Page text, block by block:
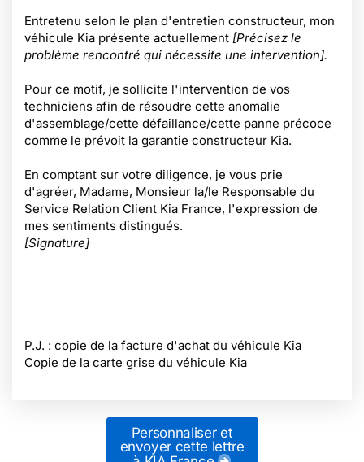
Entretenu selon le plan d'entretien constructeur, mon
véhicule Kia présente actuellement [Précisez le
problème rencontré qui nécessite une intervention].
Pour ce motif, je sollicite l'intervention de vos
techniciens afin de résoudre cette anomalie
d'assemblage/cette défaillance/cette panne précoce
comme le prévoit la garantie constructeur Kia.
En comptant sur votre diligence, je vous prie
d'agréer, Madame, Monsieur la/le Responsable du
Service Relation Client Kia France, l'expression de
mes sentiments distingués.
[Signature]
P.J. : copie de la facture d'achat du véhicule Kia
Copie de la carte grise du véhicule Kia
Personnaliser et
envoyer cette lettre